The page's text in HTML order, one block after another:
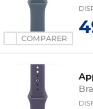
COMPARER